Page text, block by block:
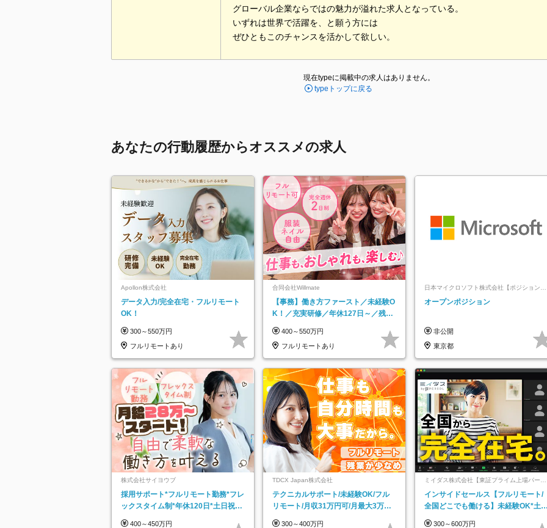
グローバル企業ならではの魅力が溢れた求人となっている。
いずれは世界で活躍を、と願う方には
ぜひともこのチャンスを活かして欲しい。
現在typeに掲載中の求人はありません。
typeトップに戻る
あなたの行動履歴からオススメの求人
Apollon株式会社
データ入力/完全在宅・フルリモート
OK！
300～550万円
フルリモートあり
合同会社Willmate
【事務】働き方ファースト／未経験O
K！／充実研修／年休127日～／残業
400～550万円
フルリモートあり
日本マイクロソフト株式会社【ポジションマ
ッチ登録】
オープンポジション
非公開
東京都
株式会社サイヨウブ
採用サポート*フルリモート勤務*フレ
ックスタイム制*年休120日*土日祝休
400～450万円
TDCX Japan株式会社
テクニカルサポート/未経験OK/フル
リモート/月収31万円可/月最大3万の
300～400万円
ミイダス株式会社【東証プライム上場パーソ
インサイドセールス【フルリモート/
全国どこでも働ける】未経験OK*土
300～600万円